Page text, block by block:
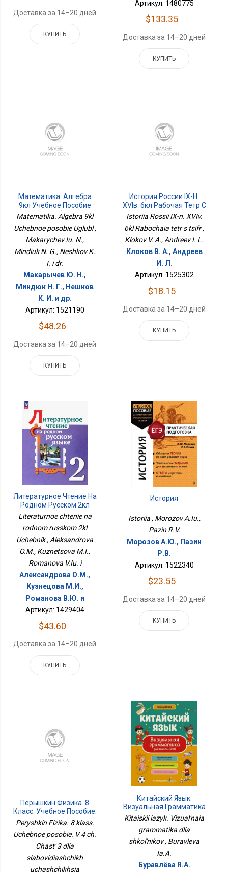
Доставка за 14–20 дней
КУПИТЬ
Артикул: 1480775
$133.35
Доставка за 14–20 дней
КУПИТЬ
Математика. Алгебра
9кл Учебное Пособие
Углубл
Matematika. Algebra 9kl
Uchebnoe posobie Uglubl ,
Makarychev Iu. N.,
Mindiuk N. G., Neshkov K.
I. i dr.
Макарычев Ю. Н.,
Миндюк Н. Г., Нешков
К. И. и др.
Артикул: 1521190
$48.26
Доставка за 14–20 дней
КУПИТЬ
История России IX-Н.
XVIв. 6кл Рабочая Тетр С
Цифр
Istoriia Rossii IX-n. XVIv.
6kl Rabochaia tetr s tsifr ,
Klokov V. A., Andreev I. L.
Клоков В. А., Андреев
И. Л.
Артикул: 1525302
$18.15
Доставка за 14–20 дней
КУПИТЬ
Литературное Чтение На
Родном Русском 2кл
Учебник
Literaturnoe chtenie na
rodnom russkom 2kl
Uchebnik , Aleksandrova
O.M., Kuznetsova M.I.,
Romanova V.Iu. i
Александрова О.М.,
Кузнецова М.И.,
Романова В.Ю. и
Артикул: 1429404
$43.60
Доставка за 14–20 дней
КУПИТЬ
История
Istoriia , Morozov A.Iu.,
Pazin R.V.
Морозов А.Ю., Пазин
Р.В.
Артикул: 1522340
$23.55
Доставка за 14–20 дней
КУПИТЬ
Перышкин Физика. 8
Класс. Учебное Пособие.
В 4 Ч. Часть 3 Для
Учащихся
Peryshkin Fizika. 8 klass.
Uchebnoe posobie. V 4 ch.
Chast' 3 dlia
slabovidiashchikh
uchashchikhsia
Китайский Язык.
Визуальная Грамматика
Для Школьников
Kitaiskii iazyk. Vizual'naia
grammatika dlia
shkol'nikov , Buravleva
Ia.A.
Буравлёва Я.А.